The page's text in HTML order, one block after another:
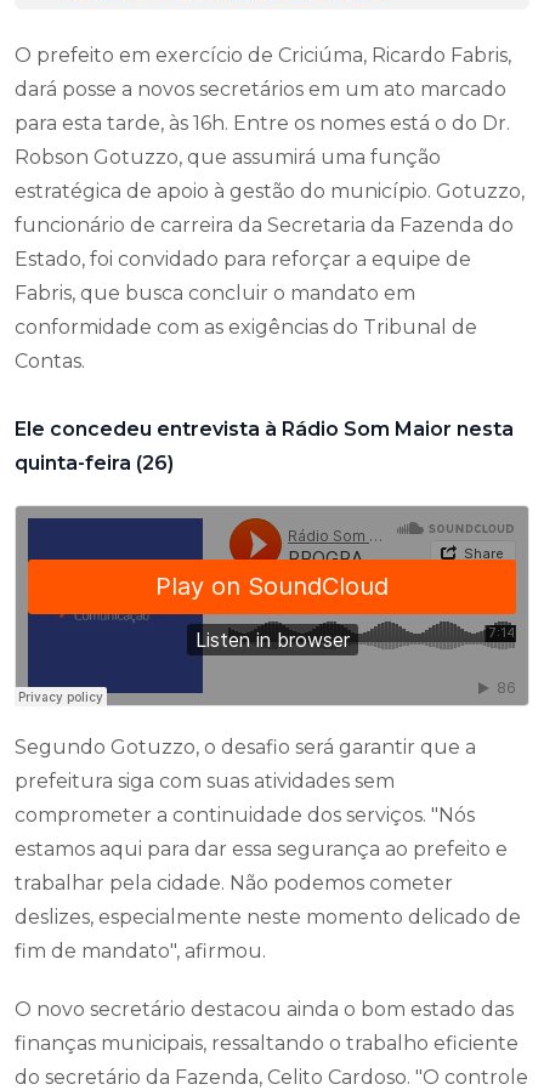
O prefeito em exercício de Criciúma, Ricardo Fabris,
dará posse a novos secretários em um ato marcado
para esta tarde, às 16h. Entre os nomes está o do Dr.
Robson Gotuzzo, que assumirá uma função
estratégica de apoio à gestão do município. Gotuzzo,
funcionário de carreira da Secretaria da Fazenda do
Estado, foi convidado para reforçar a equipe de
Fabris, que busca concluir o mandato em
conformidade com as exigências do Tribunal de
Contas.
Ele concedeu entrevista à Rádio Som Maior nesta
quinta-feira (26)
Segundo Gotuzzo, o desafio será garantir que a
prefeitura siga com suas atividades sem
comprometer a continuidade dos serviços. "Nós
estamos aqui para dar essa segurança ao prefeito e
trabalhar pela cidade. Não podemos cometer
deslizes, especialmente neste momento delicado de
fim de mandato", afirmou.
O novo secretário destacou ainda o bom estado das
finanças municipais, ressaltando o trabalho eficiente
do secretário da Fazenda, Celito Cardoso. "O controle